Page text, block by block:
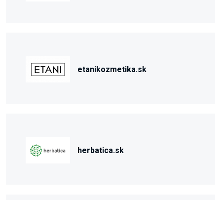
etanikozmetika.sk
herbatica.sk